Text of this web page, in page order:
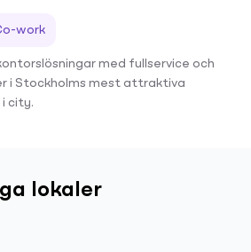
work
med fullservice och
i Stockholms mest attraktiva
city.
lokaler